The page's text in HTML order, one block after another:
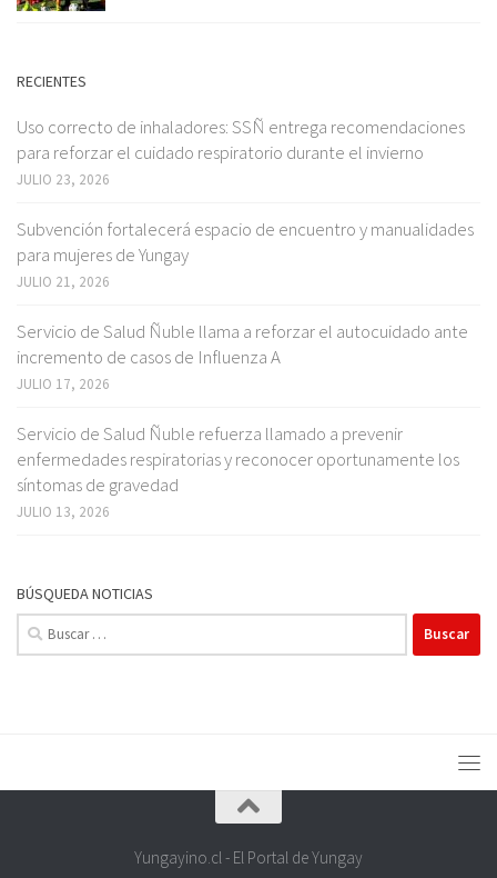
RECIENTES
Uso correcto de inhaladores: SSÑ entrega recomendaciones
para reforzar el cuidado respiratorio durante el invierno
JULIO 23, 2026
Subvención fortalecerá espacio de encuentro y manualidades
para mujeres de Yungay
JULIO 21, 2026
Servicio de Salud Ñuble llama a reforzar el autocuidado ante
incremento de casos de Influenza A
JULIO 17, 2026
Servicio de Salud Ñuble refuerza llamado a prevenir
enfermedades respiratorias y reconocer oportunamente los
síntomas de gravedad
JULIO 13, 2026
BÚSQUEDA NOTICIAS
Buscar:
Yungayino.cl - El Portal de Yungay